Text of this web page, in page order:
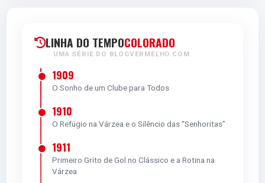
BRUNO GOMES
LINHA DO TEMPOCOLORADO
UMA SÉRIE DO BLOGVERMELHO.COM
1909
O Sonho de um Clube para Todos
1910
O Refúgio na Várzea e o Silêncio das “Senhoritas”
1911
Primeiro Grito de Gol no Clássico e a Rotina na
Várzea